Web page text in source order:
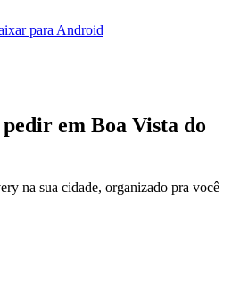
para Android
pedir em Boa Vista do
na sua cidade, organizado pra você